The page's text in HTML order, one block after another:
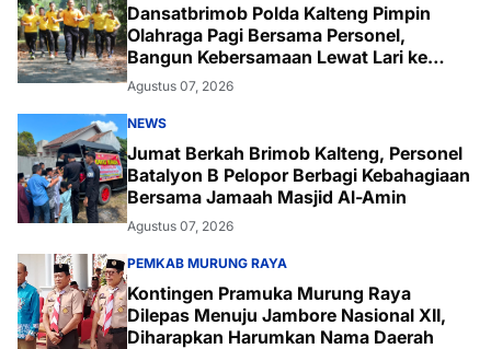
Dansatbrimob Polda Kalteng Pimpin
Olahraga Pagi Bersama Personel,
Bangun Kebersamaan Lewat Lari ke
Bukit Baranahu
Agustus 07, 2026
NEWS
Jumat Berkah Brimob Kalteng, Personel
Batalyon B Pelopor Berbagi Kebahagiaan
Bersama Jamaah Masjid Al-Amin
Agustus 07, 2026
PEMKAB MURUNG RAYA
Kontingen Pramuka Murung Raya
Dilepas Menuju Jambore Nasional XII,
Diharapkan Harumkan Nama Daerah